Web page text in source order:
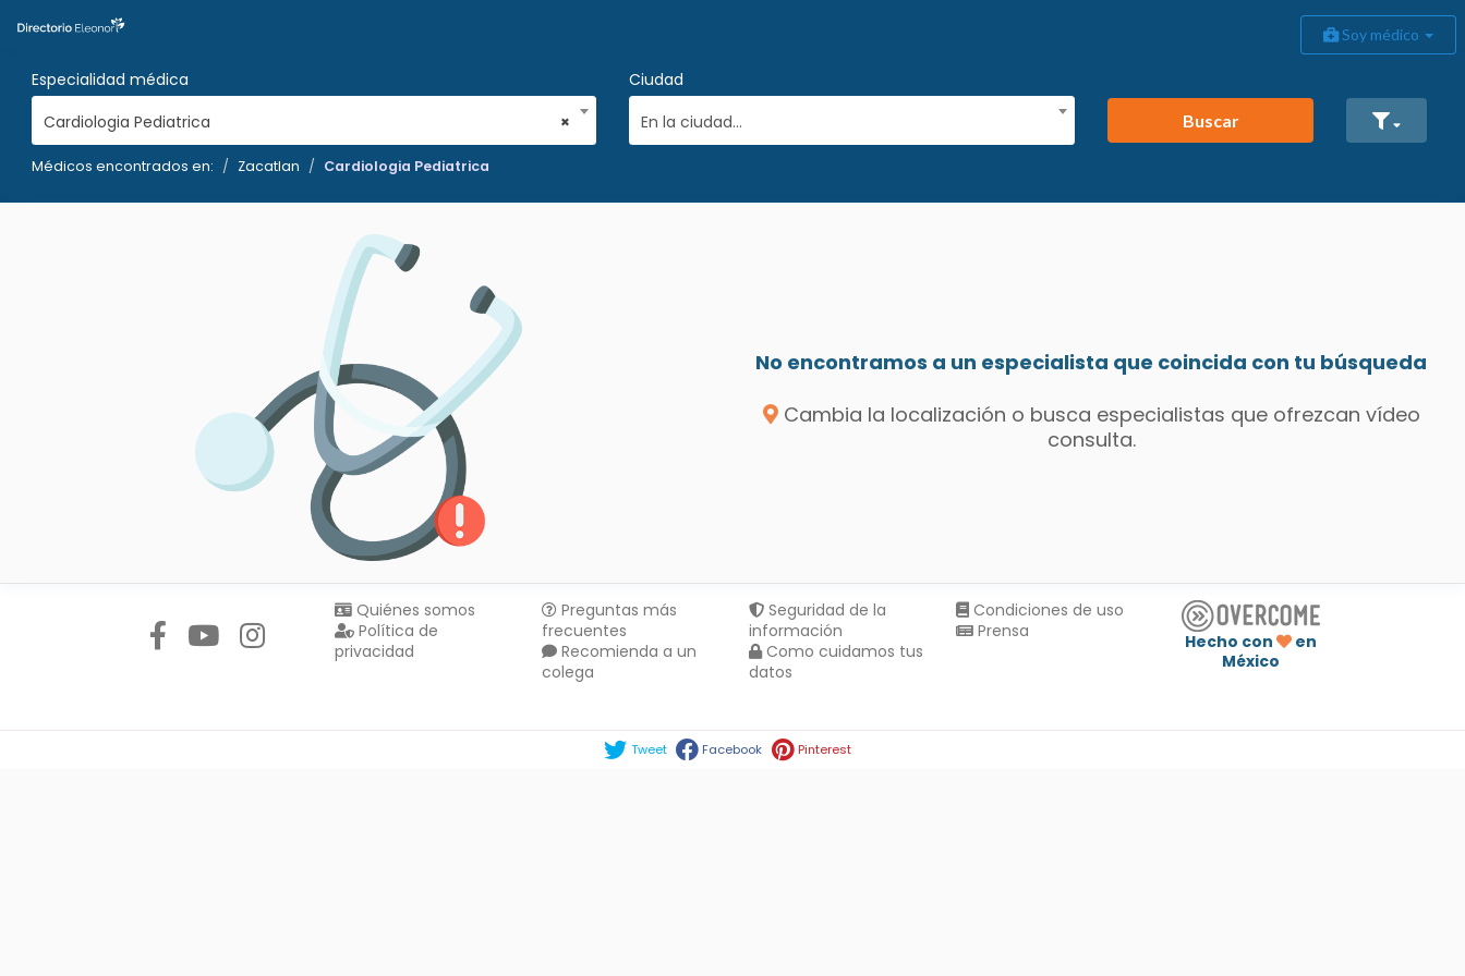
Soy médico
Especialidad médica
×
Cardiologia Pediatrica
Ciudad
En la ciudad...
Buscar
Médicos encontrados en: Zacatlan Cardiologia Pediatrica
No encontramos a un especialista que coincida con tu búsqueda
Cambia la localización o busca especialistas que ofrezcan vídeo
consulta.
Quiénes somos
Política de
privacidad
Preguntas más
frecuentes
Recomienda a un
colega
Seguridad de la
información
Como cuidamos tus
datos
Condiciones de uso
Prensa
Hecho con
en
México
Tweet Facebook Pinterest